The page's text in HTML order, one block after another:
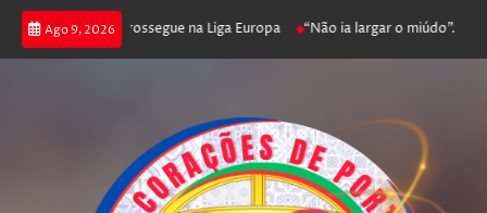
Ago 9, 2026
joga poker e prossegue na Liga Europa “Não ia largar o miúdo”.